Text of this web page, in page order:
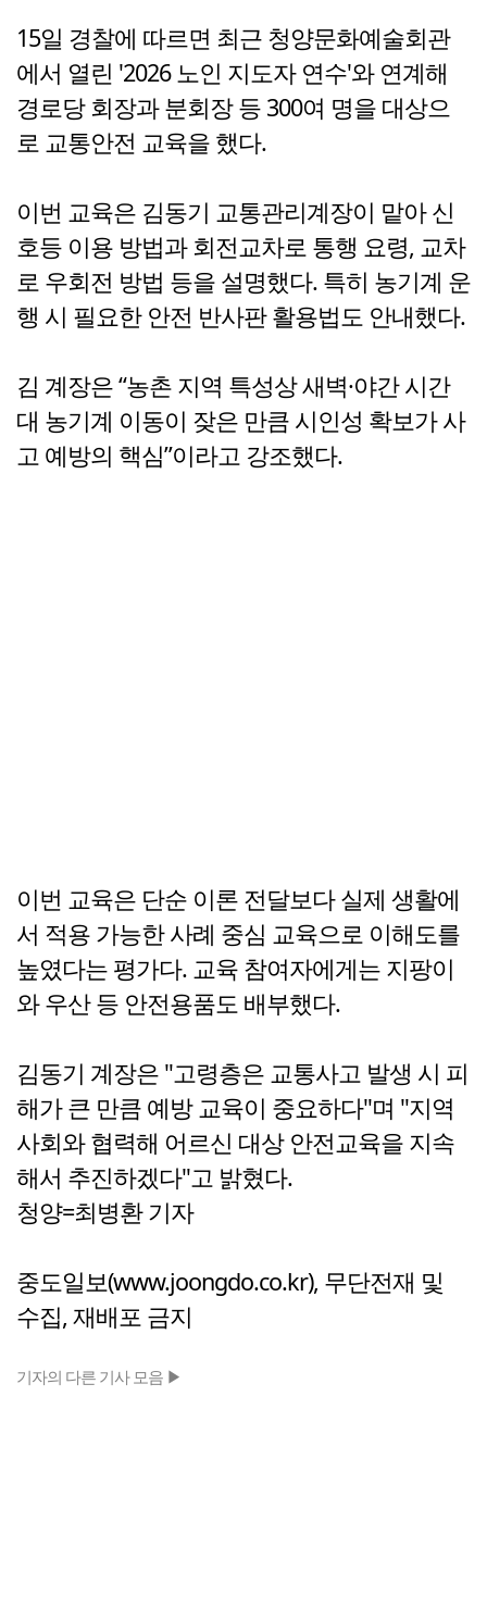
15일 경찰에 따르면 최근 청양문화예술회관
에서 열린 '2026 노인 지도자 연수'와 연계해
경로당 회장과 분회장 등 300여 명을 대상으
로 교통안전 교육을 했다.
이번 교육은 김동기 교통관리계장이 맡아 신
호등 이용 방법과 회전교차로 통행 요령, 교차
로 우회전 방법 등을 설명했다. 특히 농기계 운
행 시 필요한 안전 반사판 활용법도 안내했다.
김 계장은 “농촌 지역 특성상 새벽·야간 시간
대 농기계 이동이 잦은 만큼 시인성 확보가 사
고 예방의 핵심”이라고 강조했다.
이번 교육은 단순 이론 전달보다 실제 생활에
서 적용 가능한 사례 중심 교육으로 이해도를
높였다는 평가다. 교육 참여자에게는 지팡이
와 우산 등 안전용품도 배부했다.
김동기 계장은 "고령층은 교통사고 발생 시 피
해가 큰 만큼 예방 교육이 중요하다"며 "지역
사회와 협력해 어르신 대상 안전교육을 지속
해서 추진하겠다"고 밝혔다.
청양=최병환 기자
중도일보(www.joongdo.co.kr), 무단전재 및
수집, 재배포 금지
기자의 다른 기사 모음 ▶